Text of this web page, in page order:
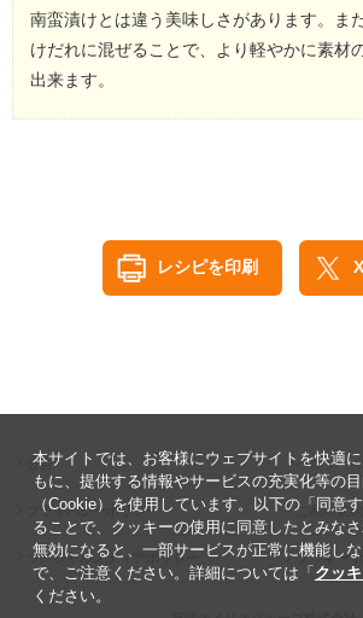
南蛮漬けとは違う美味しさがあります。ま
けだれに混ぜることで、より軽やかに素材
出来ます。
レシピを印刷
公告 ヘルプ
プライバシーポリシー ご利用規約
ソーシャルメディアポリシー クッキー
本サイトでは、お客様にウェブサイトを快適
もに、提供する情報やサービスの充実化等の
（Cookie）を使用しています。以下の「同意
ることで、クッキーの使用に同意したとみな
無効になると、一部サービスが正常に機能し
で、ご注意ください。詳細については「クッ
ください。